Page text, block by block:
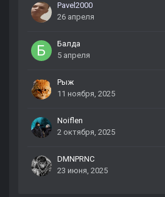
Pavel2000
26 апреля
Балда
5 апреля
Рыж
11 ноября, 2025
Noiflen
2 октября, 2025
DMNPRNC
23 июня, 2025